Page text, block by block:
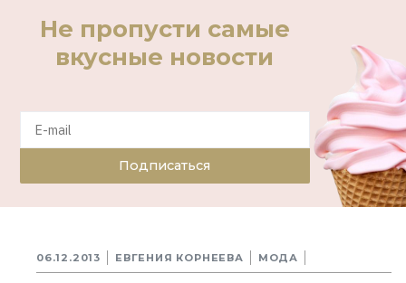
Не пропусти самые
вкусные новости
Подписаться
06.12.2013 ЕВГЕНИЯ КОРНЕЕВА МОДА